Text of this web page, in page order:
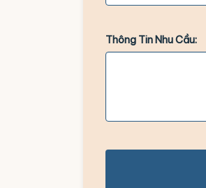
Thông Tin Nhu Cầu: